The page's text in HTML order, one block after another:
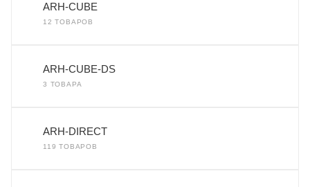
ARH-CUBE
12 ТОВАРОВ
ARH-CUBE-DS
3 ТОВАРА
ARH-DIRECT
119 ТОВАРОВ